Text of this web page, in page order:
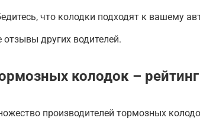
что колодки подходят к вашему
других водителей.
колодок –
производителей тормозных